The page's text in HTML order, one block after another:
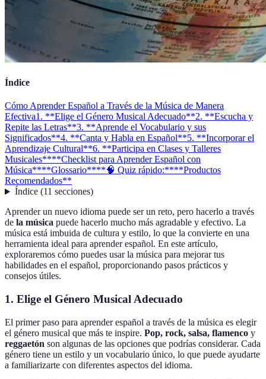
Índice
Cómo Aprender Español a Través de la Música de Manera
Efectiva1. **Elige el Género Musical Adecuado**2. **Escucha y
Repite las Letras**3. **Aprende el Vocabulario y sus
Significados**4. **Canta y Habla en Español**5. **Incorporar el
Aprendizaje Cultural**6. **Participa en Clases y Talleres
Musicales****Checklist para Aprender Español con
Música****Glossario****🧠 Quiz rápido:****Productos
Recomendados**
Índice(11 secciones)
Aprender un nuevo idioma puede ser un reto, pero hacerlo a través
de la música puede hacerlo mucho más agradable y efectivo. La
música está imbuida de cultura y estilo, lo que la convierte en una
herramienta ideal para aprender español. En este artículo,
exploraremos cómo puedes usar la música para mejorar tus
habilidades en el español, proporcionando pasos prácticos y
consejos útiles.
1. Elige el Género Musical Adecuado
El primer paso para aprender español a través de la música es elegir
el género musical que más te inspire. Pop, rock, salsa, flamenco y
reggaetón son algunas de las opciones que podrías considerar. Cada
género tiene un estilo y un vocabulario único, lo que puede ayudarte
a familiarizarte con diferentes aspectos del idioma.